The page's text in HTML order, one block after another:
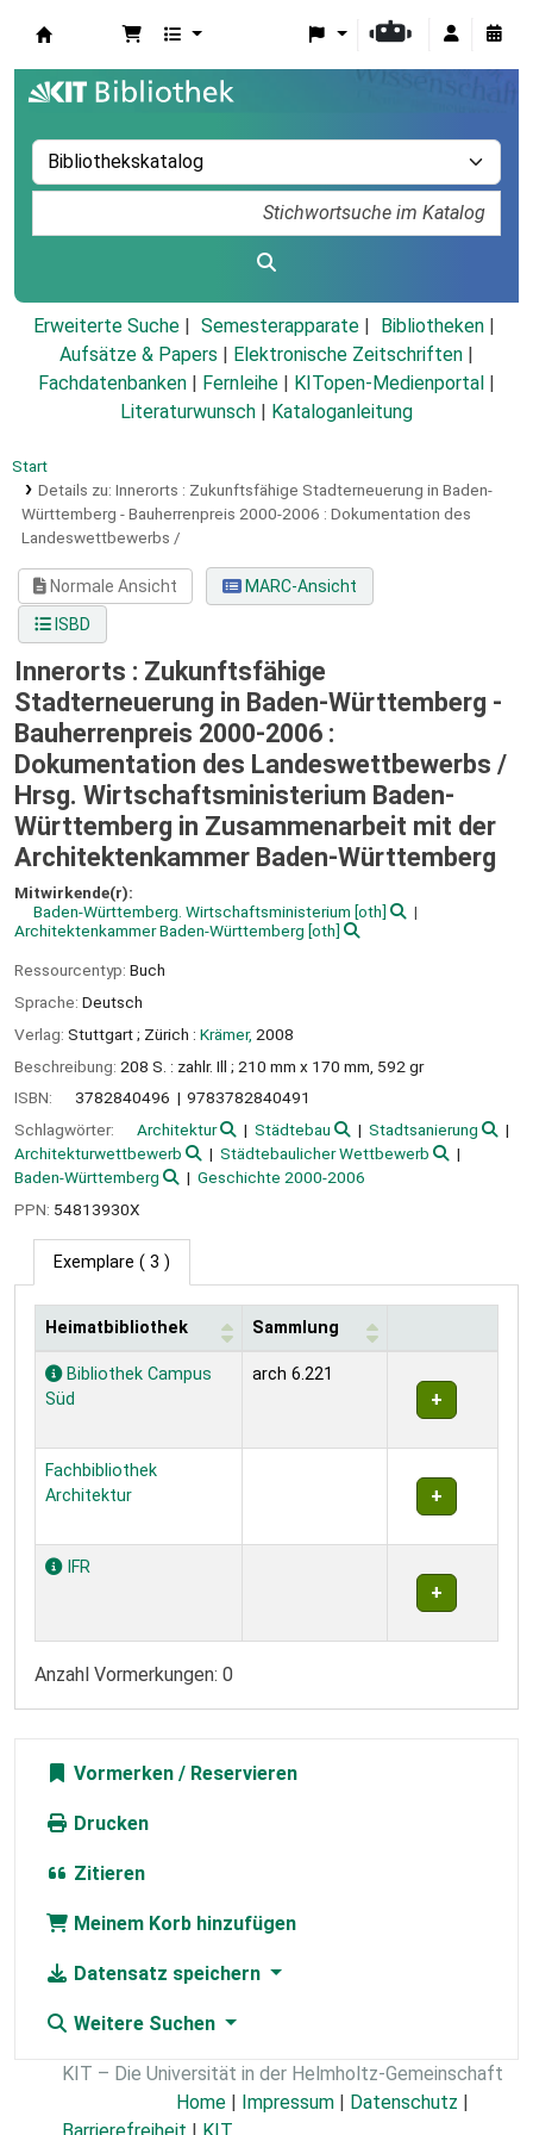
Erweiterte Suche Semesterapparate
Bibliotheken
Aufsätze & Papers
Elektronische Zeitschriften
Fachdatenbanken
Fernleihe KITopen-Medienportal
Literaturwunsch
Kataloganleitung
Start
Details zu: Innerorts : Zukunftsfähige Stadterneuerung in Baden-
Württemberg - Bauherrenpreis 2000-2006 : Dokumentation des
Landeswettbewerbs /
Normale Ansicht
MARC-Ansicht
ISBD
Innerorts : Zukunftsfähige
Stadterneuerung in Baden-Württemberg -
Bauherrenpreis 2000-2006 :
Dokumentation des Landeswettbewerbs /
Hrsg. Wirtschaftsministerium Baden-
Württemberg in Zusammenarbeit mit der
Architektenkammer Baden-Württemberg
Mitwirkende(r):
Baden-Württemberg. Wirtschaftsministerium [oth]
Architektenkammer Baden-Württemberg [oth]
Ressourcentyp: Buch
Sprache: Deutsch
Verlag: Stuttgart ; Zürich : Krämer, 2008
Beschreibung: 208 S. : zahlr. Ill ; 210 mm x 170 mm, 592 gr
ISBN:
3782840496
9783782840491
Schlagwörter:
Architektur Städtebau
Stadtsanierung
Architekturwettbewerb
Städtebaulicher Wettbewerb
Baden-Württemberg
Geschichte 2000-2006
PPN: 54813930X
Exemplare ( 3 )
Exemplare
Heimatbibliothek Sammlung
Bibliothek Campus
Süd
arch 6.221
Fachbibliothek
Architektur
IFR
Anzahl Vormerkungen: 0
Vormerken
Drucken
Zitieren
Meinem Korb hinzufügen
Datensatz speichern
Weitere Suchen
KIT – Die Universität in der Helmholtz-Gemeinschaft
Home | Impressum | Datenschutz |